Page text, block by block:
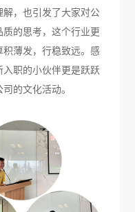
，也引发了大家对公
的思考，这个行业更
积薄发，行稳致远。感
入职的小伙伴更是跃跃
的文化活动。